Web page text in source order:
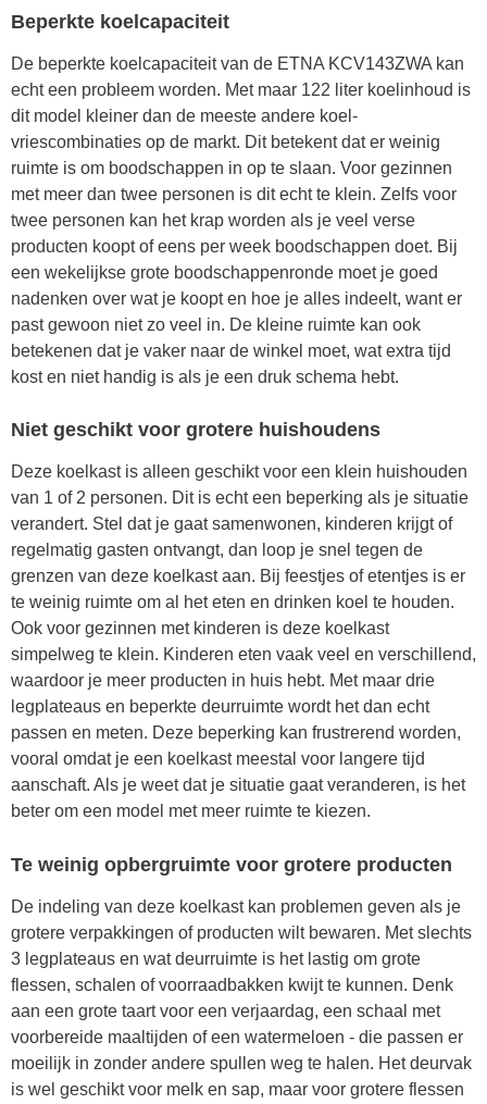
Beperkte koelcapaciteit
De beperkte koelcapaciteit van de ETNA KCV143ZWA kan
echt een probleem worden. Met maar 122 liter koelinhoud is
dit model kleiner dan de meeste andere koel-
vriescombinaties op de markt. Dit betekent dat er weinig
ruimte is om boodschappen in op te slaan. Voor gezinnen
met meer dan twee personen is dit echt te klein. Zelfs voor
twee personen kan het krap worden als je veel verse
producten koopt of eens per week boodschappen doet. Bij
een wekelijkse grote boodschappenronde moet je goed
nadenken over wat je koopt en hoe je alles indeelt, want er
past gewoon niet zo veel in. De kleine ruimte kan ook
betekenen dat je vaker naar de winkel moet, wat extra tijd
kost en niet handig is als je een druk schema hebt.
Niet geschikt voor grotere huishoudens
Deze koelkast is alleen geschikt voor een klein huishouden
van 1 of 2 personen. Dit is echt een beperking als je situatie
verandert. Stel dat je gaat samenwonen, kinderen krijgt of
regelmatig gasten ontvangt, dan loop je snel tegen de
grenzen van deze koelkast aan. Bij feestjes of etentjes is er
te weinig ruimte om al het eten en drinken koel te houden.
Ook voor gezinnen met kinderen is deze koelkast
simpelweg te klein. Kinderen eten vaak veel en verschillend,
waardoor je meer producten in huis hebt. Met maar drie
legplateaus en beperkte deurruimte wordt het dan echt
passen en meten. Deze beperking kan frustrerend worden,
vooral omdat je een koelkast meestal voor langere tijd
aanschaft. Als je weet dat je situatie gaat veranderen, is het
beter om een model met meer ruimte te kiezen.
Te weinig opbergruimte voor grotere producten
De indeling van deze koelkast kan problemen geven als je
grotere verpakkingen of producten wilt bewaren. Met slechts
3 legplateaus en wat deurruimte is het lastig om grote
flessen, schalen of voorraadbakken kwijt te kunnen. Denk
aan een grote taart voor een verjaardag, een schaal met
voorbereide maaltijden of een watermeloen - die passen er
moeilijk in zonder andere spullen weg te halen. Het deurvak
is wel geschikt voor melk en sap, maar voor grotere flessen